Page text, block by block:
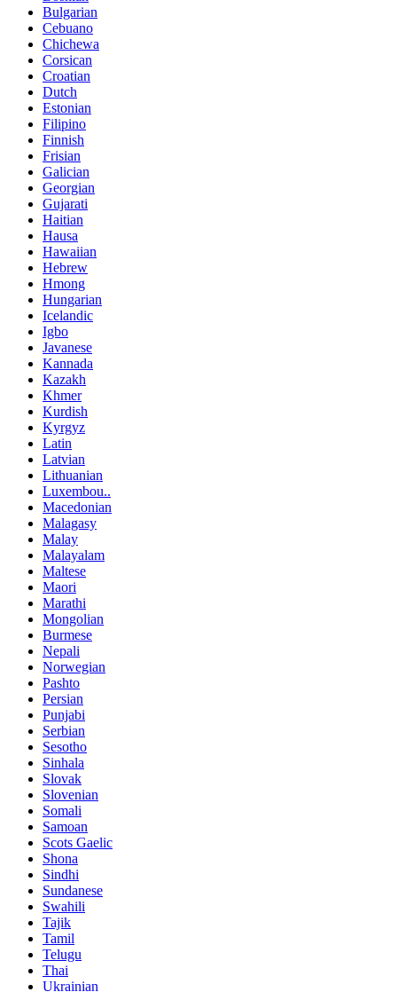
Bulgarian
Cebuano
Chichewa
Corsican
Croatian
Dutch
Estonian
Filipino
Finnish
Frisian
Galician
Georgian
Gujarati
Haitian
Hausa
Hawaiian
Hebrew
Hmong
Hungarian
Icelandic
Igbo
Javanese
Kannada
Kazakh
Khmer
Kurdish
Kyrgyz
Latin
Latvian
Lithuanian
Luxembou..
Macedonian
Malagasy
Malay
Malayalam
Maltese
Maori
Marathi
Mongolian
Burmese
Nepali
Norwegian
Pashto
Persian
Punjabi
Serbian
Sesotho
Sinhala
Slovak
Slovenian
Somali
Samoan
Scots Gaelic
Shona
Sindhi
Sundanese
Swahili
Tajik
Tamil
Telugu
Thai
Ukrainian